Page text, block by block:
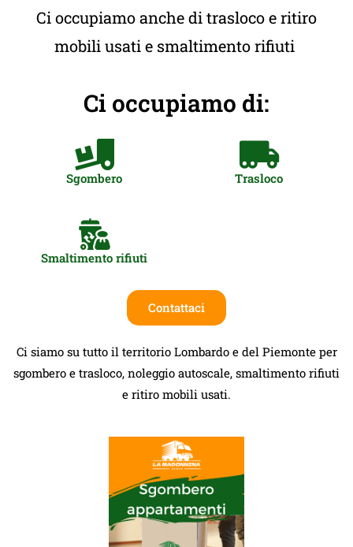
Ci occupiamo anche di trasloco e ritiro
mobili usati e smaltimento rifiuti
Ci occupiamo di:
Sgombero Trasloco
Smaltimento rifiuti
Contattaci
Ci siamo su tutto il territorio Lombardo e del Piemonte per
sgombero e trasloco, noleggio autoscale, smaltimento rifiuti
e ritiro mobili usati.